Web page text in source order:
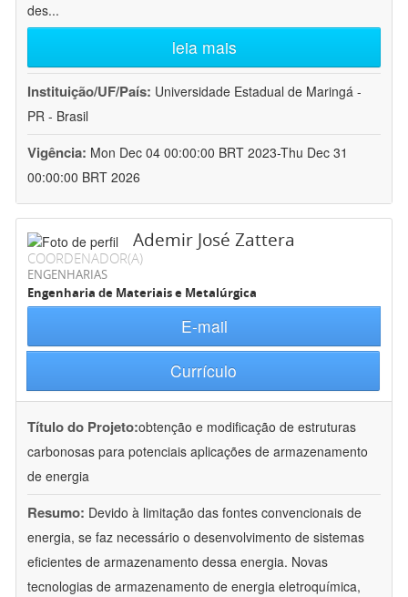
des...
leia mais
Instituição/UF/País: Universidade Estadual de Maringá -
PR - Brasil
Vigência: Mon Dec 04 00:00:00 BRT 2023-Thu Dec 31
00:00:00 BRT 2026
Ademir José Zattera
COORDENADOR(A)
ENGENHARIAS
Engenharia de Materiais e Metalúrgica
E-mail
Currículo
Título do Projeto:obtenção e modificação de estruturas
carbonosas para potenciais aplicações de armazenamento
de energia
Resumo: Devido à limitação das fontes convencionais de
energia, se faz necessário o desenvolvimento de sistemas
eficientes de armazenamento dessa energia. Novas
tecnologias de armazenamento de energia eletroquímica,